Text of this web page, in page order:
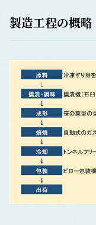
製造工程の概略